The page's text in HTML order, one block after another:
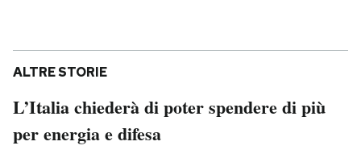
ALTRE STORIE
L’Italia chiederà di poter spendere di più
per energia e difesa